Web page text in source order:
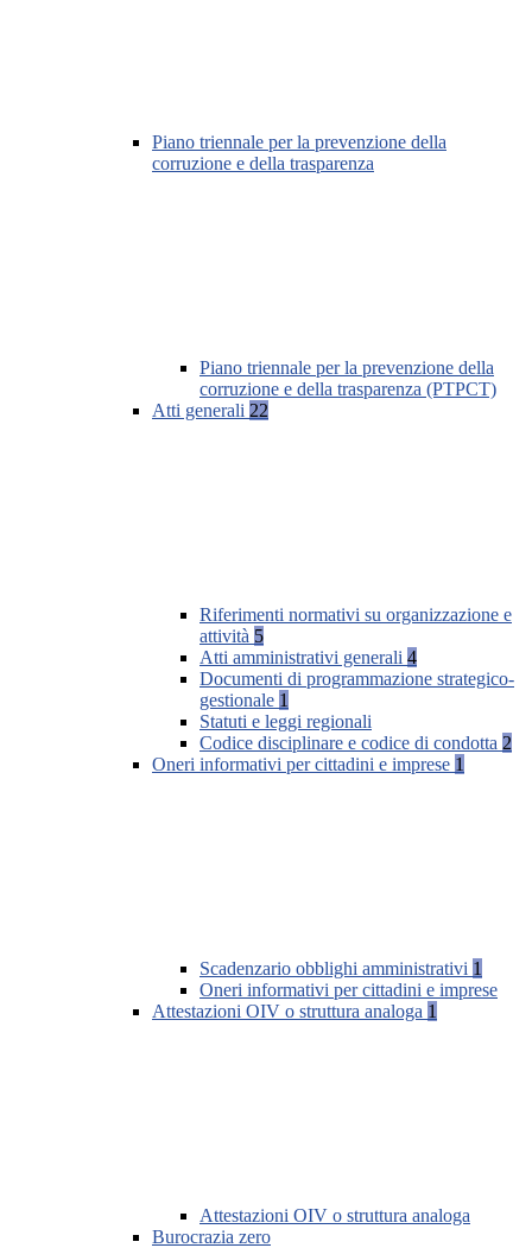
Piano triennale per la prevenzione della
corruzione e della trasparenza
Piano triennale per la prevenzione della
corruzione e della trasparenza (PTPCT)
Atti generali 22
Riferimenti normativi su organizzazione e
attività 5
Atti amministrativi generali 4
Documenti di programmazione strategico-
gestionale 1
Statuti e leggi regionali
Codice disciplinare e codice di condotta 2
Oneri informativi per cittadini e imprese 1
Scadenzario obblighi amministrativi 1
Oneri informativi per cittadini e imprese
Attestazioni OIV o struttura analoga 1
Attestazioni OIV o struttura analoga
Burocrazia zero